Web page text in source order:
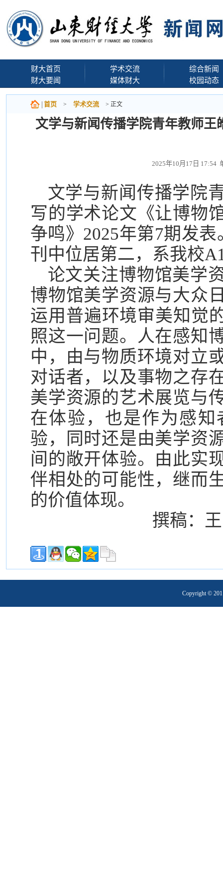
财大首页
财大要闻
学术交流
媒体财大
综合新闻
校园动态
首页 > 学术交流 > 正文
文学与新闻传播学院青年教师
2025年10月17日 17:54
文学与新闻传播学院
写的学术论文《让博物
争鸣》2025年第7期发
刊中位居第二，系我校
论文关注博物馆美学
博物馆美学资源与大众
运用普遍环境审美知觉
照这一问题。人在感知
中，由与物质环境对立
对话者，以及事物之存
美学资源的艺术展览与
在体验，也是作为感
验，同时还是由美学资
间的敞开体验。由此实
伴相处的可能性，继而
的价值体现。
撰稿：
Copyright ©